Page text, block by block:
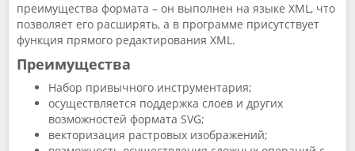
преимущества формата – он выполнен на языке XML, что
позволяет его расширять, а в программе присутствует
функция прямого редактирования XML.
Преимущества
Набор привычного инструментария;
осуществляется поддержка слоев и других
возможностей формата SVG;
векторизация растровых изображений;